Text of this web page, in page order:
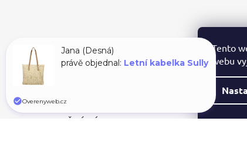
Tento
webu
PŘIJÍMÁME ONLINE PLATBY
Jana (Desná)
právě objednal: Letní kabelka Sully
Overenyweb.cz